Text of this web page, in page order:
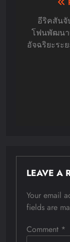
อีริคสันจั
โฟนพัฒนา
อัจฉริยะระ
LEAVE A
Your email
fields are
Comment *